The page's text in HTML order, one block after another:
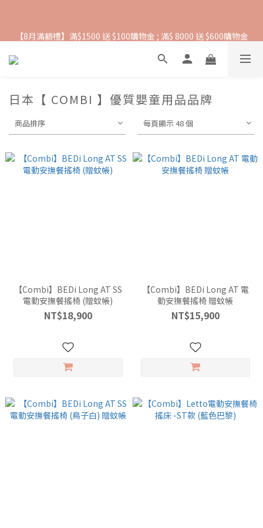
【爸氣一夏 】推車汽座 滿 $5000 送$ 388  滿 $10,000 送 $888 購
抵抗熱浪必備用品︱滿$2500贈 Farlin EDI超純水溼紙巾
日本【 COMBI 】優質嬰童用品品牌
商品排序 每頁顯示 48 個
【Combi】BEDi Long AT SS
電動安撫餐搖椅 (贈蚊帳)
NT$18,900
【Combi】BEDi Long AT 電
動安撫餐搖椅 贈蚊帳
NT$15,900